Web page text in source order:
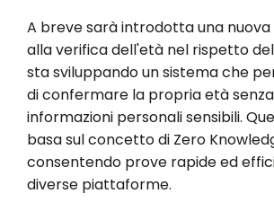
A breve sarà introdotta una
alla verifica dell'età nel rispetto
sta sviluppando un sistema che
di confermare la propria età
informazioni personali sensibili.
basa sul concetto di Zero
consentendo prove rapide ed
diverse piattaforme.